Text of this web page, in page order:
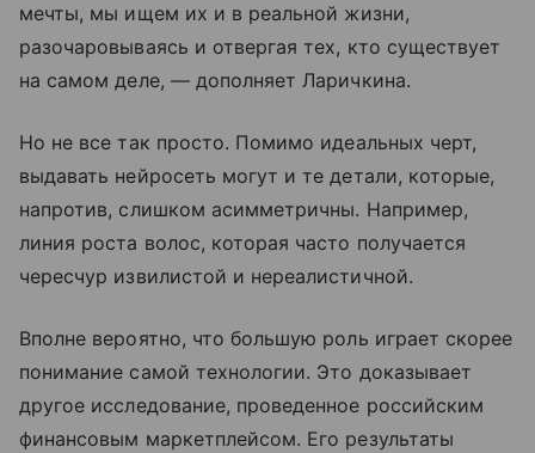
мечты, мы ищем их и в реальной жизни,
разочаровываясь и отвергая тех, кто существует
на самом деле, — дополняет Ларичкина.
Но не все так просто. Помимо идеальных черт,
выдавать нейросеть могут и те детали, которые,
напротив, слишком асимметричны. Например,
линия роста волос, которая часто получается
чересчур извилистой и нереалистичной.
Вполне вероятно, что большую роль играет скорее
понимание самой технологии. Это доказывает
другое исследование, проведенное российским
финансовым маркетплейсом. Его результаты